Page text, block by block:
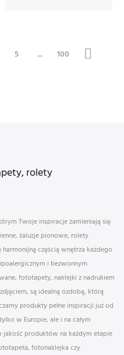
5 ... 100
rolety
Twoje inspiracje zamieniają się
żaluzje pionowe, rolety
częścią wnętrza każdego
i bezwonnym
fototapety, naklejki z nadrukiem
są idealną ozdobą, którą
produkty pełne inspiracji już od
w Europie, ale i na całym
produktów na każdym etapie
fotonaklejka czy